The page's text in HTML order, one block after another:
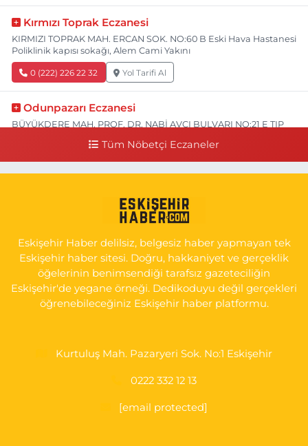
Kırmızı Toprak Eczanesi
KIRMIZI TOPRAK MAH. ERCAN SOK. NO:60 B Eski Hava Hastanesi
Poliklinik kapısı sokağı, Alem Cami Yakını
0 (222) 226 22 32 Yol Tarifi Al
Odunpazarı Eczanesi
BÜYÜKDERE MAH. PROF. DR. NABİ AVCI BULVARI NO:21 E TIP
YENİDOĞAN MH.ŞEHİT SERKAN ÖZAYDIN CD.8 B ESKİ DEVLET
0 (222) 237 75 17 Yol Tarifi Al
Tüm Nöbetçi Eczaneler
Eskişehir Haber delilsiz, belgesiz haber yapmayan tek
Eskişehir haber sitesi. Doğru, hakkaniyet ve gerçeklik
öğelerinin benimsendiği tarafsız gazeteciliğin
Eskişehir'de yegane örneği. Dedikoduyu değil gerçekleri
öğrenebileceğiniz Eskişehir haber platformu.
Kurtuluş Mah. Pazaryeri Sok. No:1 Eskişehir
0222 332 12 13
[email protected]